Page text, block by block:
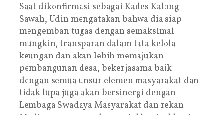
Saat dikonfirmasi sebagai Kades Kalong
Sawah, Udin mengatakan bahwa dia siap
mengemban tugas dengan semaksimal
mungkin, transparan dalam tata kelola
keungan dan akan lebih memajukan
pembangunan desa, bekerjasama baik
dengan semua unsur elemen masyarakat dan
tidak lupa juga akan bersinergi dengan
Lembaga Swadaya Masyarakat dan rekan